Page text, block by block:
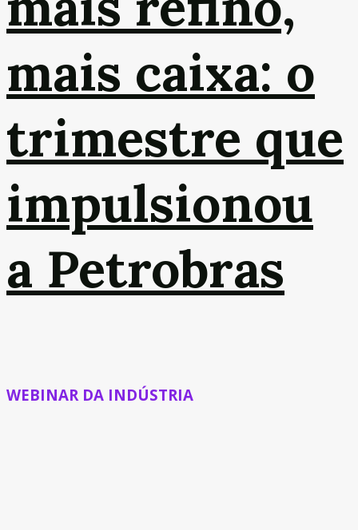
mais caixa: o
trimestre que
impulsionou
a Petrobras
WEBINAR DA INDÚSTRIA